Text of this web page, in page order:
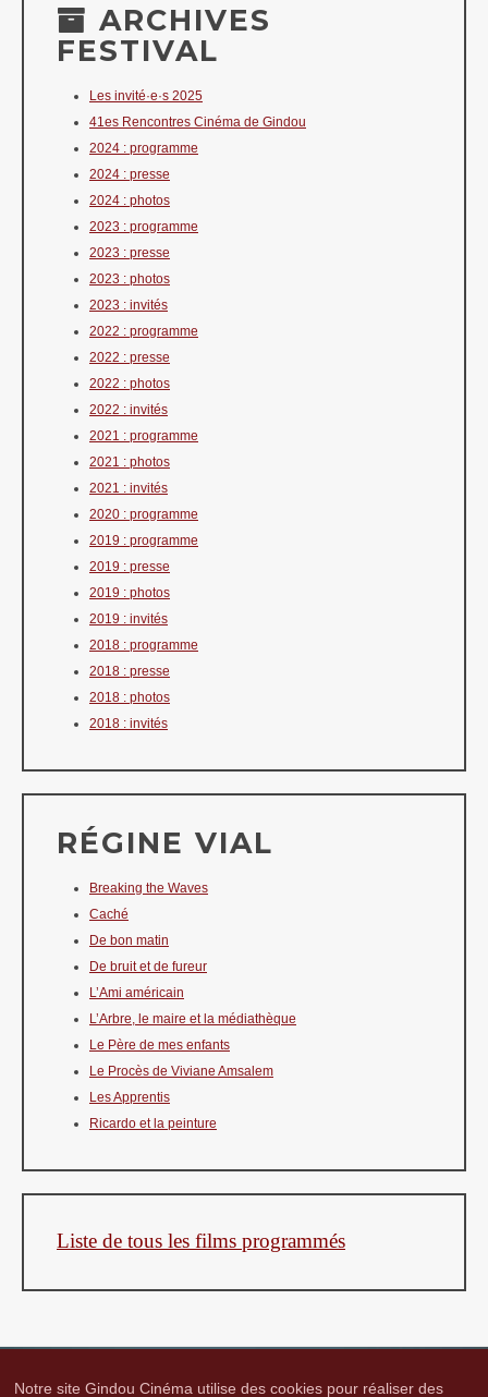
ARCHIVES
FESTIVAL
Les invité·e·s 2025
41es Rencontres Cinéma de Gindou
2024 : programme
2024 : presse
2024 : photos
2023 : programme
2023 : presse
2023 : photos
2023 : invités
2022 : programme
2022 : presse
2022 : photos
2022 : invités
2021 : programme
2021 : photos
2021 : invités
2020 : programme
2019 : programme
2019 : presse
2019 : photos
2019 : invités
2018 : programme
2018 : presse
2018 : photos
2018 : invités
RÉGINE VIAL
Breaking the Waves
Caché
De bon matin
De bruit et de fureur
L’Ami américain
L’Arbre, le maire et la médiathèque
Le Père de mes enfants
Le Procès de Viviane Amsalem
Les Apprentis
Ricardo et la peinture
Liste de tous les films programmés
Notre site Gindou Cinéma utilise des cookies pour réaliser des